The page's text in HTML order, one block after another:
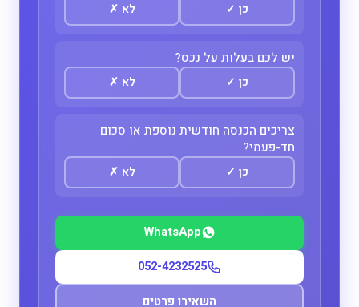
כן ✓ לא ✗
יש לכם בעלות על נכס?
כן ✓ לא ✗
צריכים הכנסה חודשית נוספת או סכום
חד-פעמי?
כן ✓ לא ✗
WhatsApp
052-4232525
השאירו פרטים